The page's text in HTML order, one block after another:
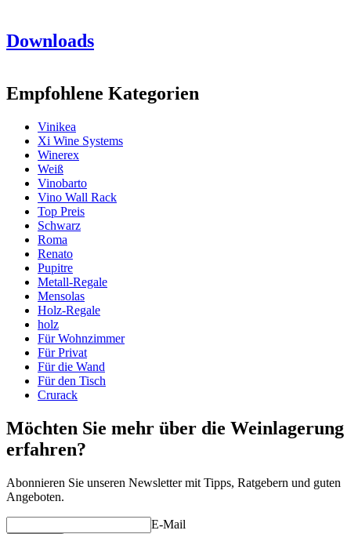
Produktnummer
LieferungUnmontiert
Oberfläche
Modularfalse
Flaschen
Anzahl der Flaschen (Bordeaux)
Flaschentyp
Abmessungen (BxHxT cm)
Höhe (cm)
Breite (cm)62.4
Tiefe (cm)25
Gewicht (kg)
Downloads
Empfohlene Kategorien
Vinikea
Xi Wine Systems
Winerex
Weiß
Vinobarto
Vino Wall Rack
Top Preis
Schwarz
Roma
Renato
Pupitre
Metall-Regale
Mensolas
Holz-Regale
holz
Für Wohnzimmer
Für Privat
Für die Wand
Für den Tisch
Crurack
Möchten Sie mehr über die Weinlagerung
erfahren?
Abonnieren Sie unseren Newsletter mit Tipps, Ratgebern und guten
Angeboten.
E-Mail